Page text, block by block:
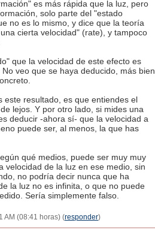
es más rápida que la luz, pero
solo parte del "estado
no es lo mismo, y dice que la teoría
cierta velocidad" (rate), y tampoco
que la velocidad de este efecto es
veo que se haya deducido, más bien
este resultado, es que entiendes el
lejos. Y por otro lado, si mides una
deducir -ahora sí- que la velocidad a
puede ser, al menos, la que has
qué medios, puede ser muy muy
velocidad de la luz en ese medio, sin
no podría decir nunca que ha
la luz no es infinita, o que no puede
Sería simplemente falso.
AM (08:41 horas) (responder)